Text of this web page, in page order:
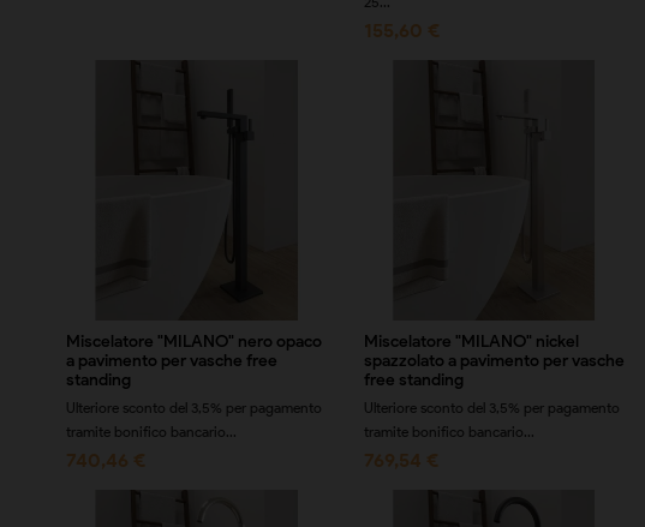
155,60 €
Miscelatore "MILANO" nero opaco
a pavimento per vasche free
standing
Ulteriore sconto del 3,5% per pagamento
tramite bonifico bancario...
740,46 €
Miscelatore "MILANO" nickel
spazzolato a pavimento per vasche
free standing
Ulteriore sconto del 3,5% per pagamento
tramite bonifico bancario...
769,54 €